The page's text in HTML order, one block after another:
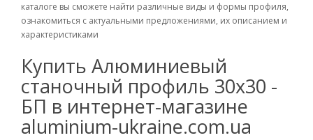
каталоге вы сможете найти различные виды и формы профиля,
ознакомиться с актуальными предложениями, их описанием и
характеристиками
Купить Алюминиевый
станочный профиль 30х30 -
БП в интернет-магазине
aluminium-ukraine.com.ua